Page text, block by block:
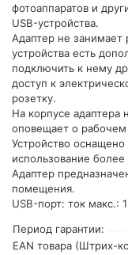
фотоаппаратов и
USB-устройства.
Адаптер не занимает
устройства есть
подключить к нему
доступ к
розетку.
На корпусе адаптера
оповещает о рабочем
Устройство
использование
Адаптер
помещения.
USB-порт: ток макс.:
Период гарантии:
EAN товара (Штрих-